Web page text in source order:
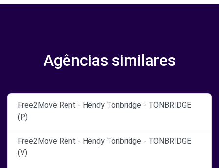
Agências similares
Free2Move Rent - Hendy Tonbridge - TONBRIDGE
(P)
Free2Move Rent - Hendy Tonbridge - TONBRIDGE
(V)